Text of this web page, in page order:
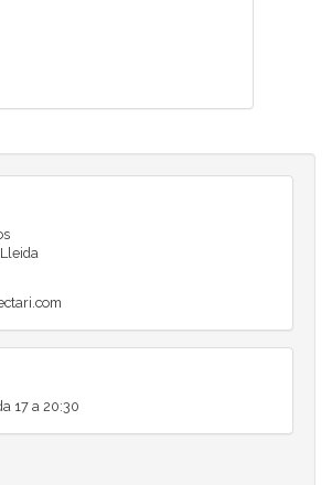
Lleida
17 a 20:30